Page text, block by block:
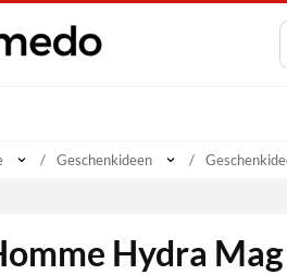
Geschenkideen
Hydra